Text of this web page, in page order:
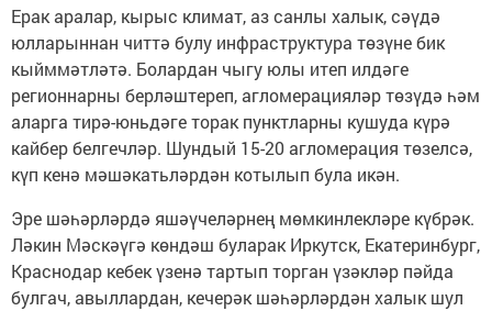
Ерак аралар, кырыс климат, аз санлы халык, сәүдә
юлларыннан читтә булу инфраструктура төзүне бик
кыйммәтләтә. Болардан чыгу юлы итеп илдәге
регионнарны берләштереп, агломерацияләр төзүдә һәм
аларга тирә-юньдәге торак пунктларны кушуда күрә
кайбер белгечләр. Шундый 15-20 агломерация төзелсә,
күп кенә мәшәкатьләрдән котылып була икән.
Эре шәһәрләрдә яшәүчеләрнең мөмкинлекләре күбрәк.
Ләкин Мәскәүгә көндәш буларак Иркутск, Екатеринбург,
Краснодар кебек үзенә тартып торган үзәкләр пәйда
булгач, авыллардан, кечерәк шәһәрләрдән халык шул